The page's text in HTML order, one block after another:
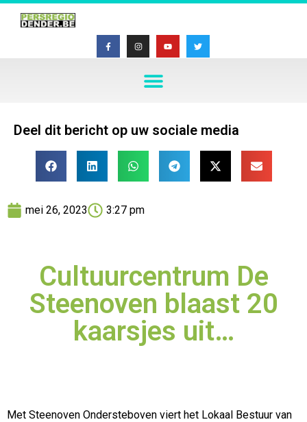
Deel dit bericht op uw sociale media
mei 26, 2023 3:27 pm
Cultuurcentrum De
Steenoven blaast 20
kaarsjes uit…
Met Steenoven Ondersteboven viert het Lokaal Bestuur van